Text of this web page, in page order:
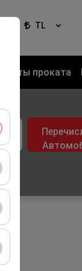
TL
Пункты проката